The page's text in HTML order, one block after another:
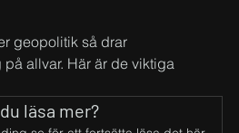
geopolitik så drar
allvar. Här är de viktiga
läsa mer?